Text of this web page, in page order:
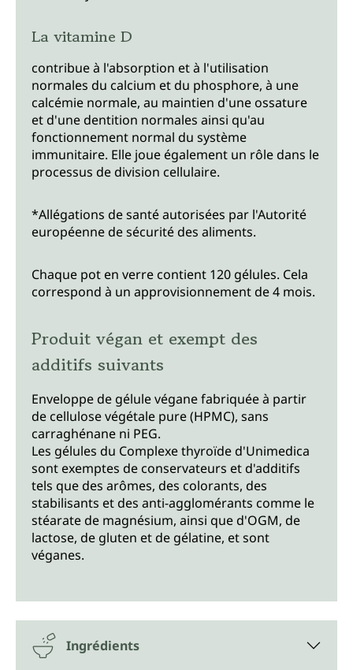
La vitamine D
contribue à l'absorption et à l'utilisation
normales du calcium et du phosphore, à une
calcémie normale, au maintien d'une ossature
et d'une dentition normales ainsi qu'au
fonctionnement normal du système
immunitaire. Elle joue également un rôle dans le
processus de division cellulaire.
*Allégations de santé autorisées par l'Autorité
européenne de sécurité des aliments.
Chaque pot en verre contient 120 gélules. Cela
correspond à un approvisionnement de 4 mois.
Produit végan et exempt des
additifs suivants
Enveloppe de gélule végane fabriquée à partir
de cellulose végétale pure (HPMC), sans
carraghénane ni PEG.
Les gélules du Complexe thyroïde d'Unimedica
sont exemptes de conservateurs et d'additifs
tels que des arômes, des colorants, des
stabilisants et des anti-agglomérants comme le
stéarate de magnésium, ainsi que d'OGM, de
lactose, de gluten et de gélatine, et sont
véganes.
Ingrédients